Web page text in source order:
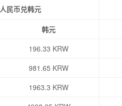
民币兑韩元
韩元
196.33 KRW
981.65 KRW
1963.3 KRW